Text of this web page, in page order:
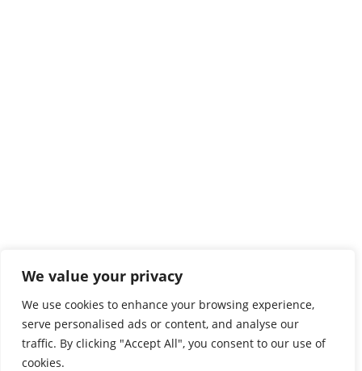
We value your privacy
We use cookies to enhance your browsing experience,
serve personalised ads or content, and analyse our
traffic. By clicking "Accept All", you consent to our use of
cookies.